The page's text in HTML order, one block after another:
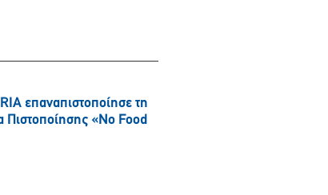
επαναπιστοποίησε τη
Πιστοποίησης «No Food